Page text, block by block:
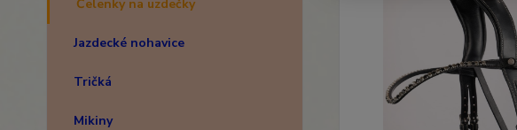
Čelenky na uzdečky
Jazdecké nohavice
Tričká
Mikiny